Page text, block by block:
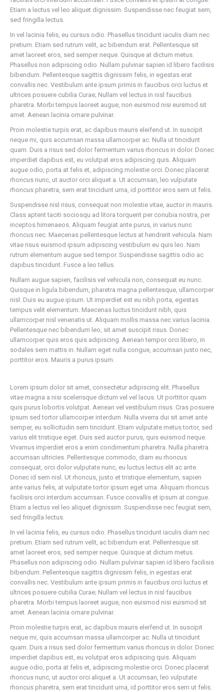
Etiam a lectus vel leo aliquet dignissim. Suspendisse nec feugiat sem,
sed fringilla lectus.
In vel lacinia felis, eu cursus odio. Phasellus tincidunt iaculis diam nec
pretium. Etiam sed rutrum velit, ac bibendum erat. Pellentesque sit
amet laoreet eros, sed semper neque. Quisque at dictum metus.
Phasellus non adipiscing odio. Nullam pulvinar sapien id libero facilisis
bibendum. Pellentesque sagittis dignissim felis, in egestas erat
convallis nec. Vestibulum ante ipsum primis in faucibus orci luctus et
ultrices posuere cubilia Curae; Nullam vel lectus in nisl faucibus
pharetra. Morbi tempus laoreet augue, non euismod nisi euismod sit
amet. Aenean lacinia ornare pulvinar.
Proin molestie turpis erat, ac dapibus mauris eleifend ut. In suscipit
neque mi, quis accumsan massa ullamcorper ac. Nulla ut tincidunt
quam. Duis a risus sed dolor fermentum varius rhoncus in dolor. Donec
imperdiet dapibus est, eu volutpat eros adipiscing quis. Aliquam
augue odio, porta at felis et, adipiscing molestie orci. Donec placerat
rhoncus nunc, ut auctor orci aliquet a. Ut accumsan, leo vulputate
rhoncus pharetra, sem erat tincidunt urna, id porttitor eros sem ut felis.
Suspendisse nisl risus, consequat non molestie vitae, auctor in mauris.
Class aptent taciti sociosqu ad litora torquent per conubia nostra, per
inceptos himenaeos. Aliquam feugiat ante purus, in varius nunc
rhoncus nec. Maecenas pellentesque lectus at hendrerit vehicula. Nam
vitae risus euismod ipsum adipiscing vestibulum eu quis leo. Nam
rutrum elementum augue sed tempor. Suspendisse sagittis odio ac
dapibus tincidunt. Fusce a leo tellus.
Nullam augue sapien, facilisis vel vehicula non, consequat eu nunc.
Quisque in ligula bibendum, pharetra magna pellentesque, ullamcorper
nisl. Duis eu augue ipsum. Ut imperdiet est eu nibh porta, egestas
tempus velit elementum. Maecenas luctus tincidunt nibh, quis
ullamcorper nisl venenatis ut. Aliquam mollis massa nec varius lacinia.
Pellentesque nec bibendum leo, sit amet suscipit risus. Donec
ullamcorper quis eros quis adipiscing. Aenean tempor orci libero, in
sodales sem mattis in. Nullam eget nulla congue, accumsan justo nec,
porttitor eros. Mauris a purus ipsum.
Lorem ipsum dolor sit amet, consectetur adipiscing elit. Phasellus
vitae magna a nisi scelerisque dictum vel vel lacus. Ut porttitor quam
quis purus lobortis volutpat. Aenean vel vestibulum risus. Cras posuere
ipsum sed tortor ullamcorper interdum. Nulla viverra dui sit amet ante
semper, eu sollicitudin sem tincidunt. Etiam vulputate metus tortor, sed
varius elit tristique eget. Duis sed auctor purus, quis euismod neque.
Vivamus imperdiet eros a enim condimentum pharetra. Nulla pharetra
accumsan ultricies. Pellentesque commodo, diam eu rhoncus
consequat, orci dolor vulputate nunc, eu luctus lectus elit ac ante.
Donec id sem nisl. Ut rhoncus, justo et tristique elementum, sapien
ante varius felis, at vulputate tortor ipsum eget urna. Aliquam rhoncus
facilisis orci interdum accumsan. Fusce convallis et ipsum at congue.
Etiam a lectus vel leo aliquet dignissim. Suspendisse nec feugiat sem,
sed fringilla lectus.
In vel lacinia felis, eu cursus odio. Phasellus tincidunt iaculis diam nec
pretium. Etiam sed rutrum velit, ac bibendum erat. Pellentesque sit
amet laoreet eros, sed semper neque. Quisque at dictum metus.
Phasellus non adipiscing odio. Nullam pulvinar sapien id libero facilisis
bibendum. Pellentesque sagittis dignissim felis, in egestas erat
convallis nec. Vestibulum ante ipsum primis in faucibus orci luctus et
ultrices posuere cubilia Curae; Nullam vel lectus in nisl faucibus
pharetra. Morbi tempus laoreet augue, non euismod nisi euismod sit
amet. Aenean lacinia ornare pulvinar.
Proin molestie turpis erat, ac dapibus mauris eleifend ut. In suscipit
neque mi, quis accumsan massa ullamcorper ac. Nulla ut tincidunt
quam. Duis a risus sed dolor fermentum varius rhoncus in dolor. Donec
imperdiet dapibus est, eu volutpat eros adipiscing quis. Aliquam
augue odio, porta at felis et, adipiscing molestie orci. Donec placerat
rhoncus nunc, ut auctor orci aliquet a. Ut accumsan, leo vulputate
rhoncus pharetra, sem erat tincidunt urna, id porttitor eros sem ut felis.